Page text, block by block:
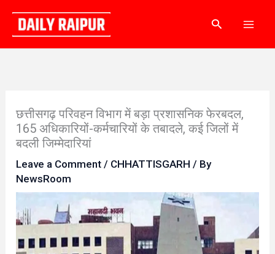
content
Search
छत्तीसगढ़ परिवहन विभाग में बड़ा प्रशासनिक फेरबदल,
165 अधिकारियों-कर्मचारियों के तबादले, कई जिलों में
बदली जिम्मेदारियां
Leave a Comment / CHHATTISGARH / By
NewsRoom